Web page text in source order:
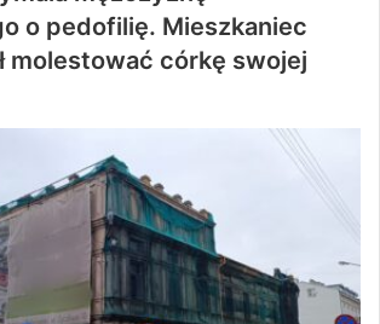
o pedofilię. Mieszkaniec
molestować córkę swojej